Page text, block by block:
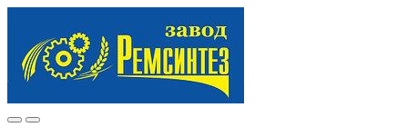
navigation
content